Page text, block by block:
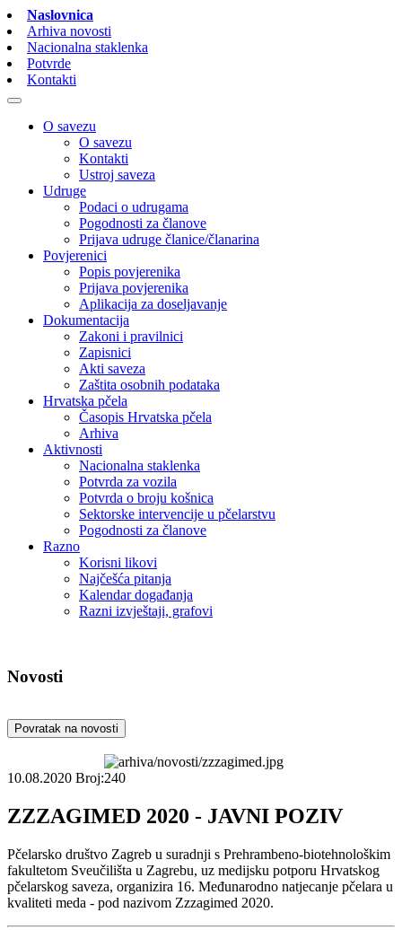
Naslovnica
Arhiva novosti
Nacionalna staklenka
Potvrde
Kontakti
O savezu
O savezu
Kontakti
Ustroj saveza
Udruge
Podaci o udrugama
Pogodnosti za članove
Prijava udruge članice/članarina
Povjerenici
Popis povjerenika
Prijava povjerenika
Aplikacija za doseljavanje
Dokumentacija
Zakoni i pravilnici
Zapisnici
Akti saveza
Zaštita osobnih podataka
Hrvatska pčela
Časopis Hrvatska pčela
Arhiva
Aktivnosti
Nacionalna staklenka
Potvrda za vozila
Potvrda o broju košnica
Sektorske intervencije u pčelarstvu
Pogodnosti za članove
Razno
Korisni likovi
Najčešća pitanja
Kalendar događanja
Razni izvještaji, grafovi
Novosti
Povratak na novosti
10.08.2020 Broj:240
ZZZAGIMED 2020 - JAVNI POZIV
Pčelarsko društvo Zagreb u suradnji s Prehrambeno-biotehnološkim
fakultetom Sveučilišta u Zagrebu, uz medijsku potporu Hrvatskog
pčelarskog saveza, organizira 16. Međunarodno natjecanje pčelara u
kvaliteti meda - pod nazivom Zzzagimed 2020.